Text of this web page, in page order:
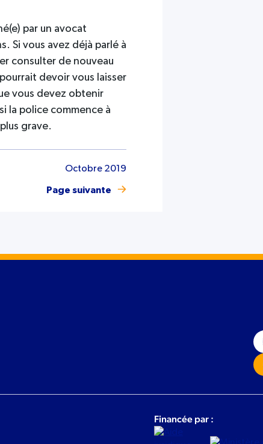
par un avocat
Si vous avez déjà parlé à
consulter de nouveau
devoir vous laisser
vous devez obtenir
la police commence à
grave.
Octobre 2019
Page suivante
Financée par :